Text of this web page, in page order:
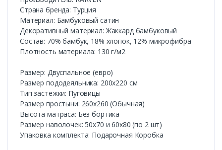
Cтрана бренда: Турция
Материал: Бамбуковый сатин
Декоративный материал: Жаккард бамбуковый
Состав: 70% бамбук, 18% хлопок, 12% микрофибра
Плотность материала: 130 г/м2
Размер: Двуспальное (евро)
Размер пододеяльника: 200х220 см
Тип застежки: Пуговицы
Размер простыни: 260х260 (Обычная)
Высота матраса: Без бортика
Размер наволочек: 50х70 и 60х80 (по 2 шт)
Упаковка комплекта: Подарочная Коробка